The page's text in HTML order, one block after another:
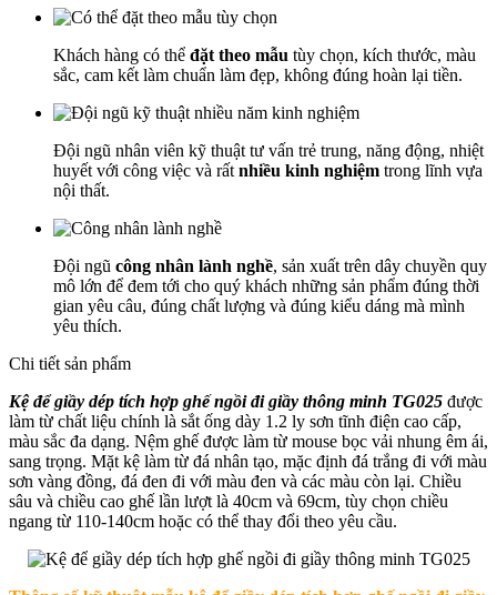
Khách hàng có thể đặt theo mẫu tùy chọn, kích thước, màu
sắc, cam kết làm chuẩn làm đẹp, không đúng hoàn lại tiền.
Đội ngũ nhân viên kỹ thuật tư vấn trẻ trung, năng động, nhiệt
huyết với công việc và rất nhiều kinh nghiệm trong lĩnh vựa
nội thất.
Đội ngũ công nhân lành nghề, sản xuất trên dây chuyền quy
mô lớn để đem tới cho quý khách những sản phẩm đúng thời
gian yêu câu, đúng chất lượng và đúng kiểu dáng mà mình
yêu thích.
Chi tiết sản phẩm
Kệ để giầy dép tích hợp ghế ngồi đi giầy thông minh TG025 được
làm từ chất liệu chính là sắt ống dày 1.2 ly sơn tĩnh điện cao cấp,
màu sắc đa dạng. Nệm ghế được làm từ mouse bọc vải nhung êm ái,
sang trọng. Mặt kệ làm từ đá nhân tạo, mặc định đá trắng đi với màu
sơn vàng đồng, đá đen đi với màu đen và các màu còn lại. Chiều
sâu và chiều cao ghế lần lượt là 40cm và 69cm, tùy chọn chiều
ngang từ 110-140cm hoặc có thể thay đổi theo yêu cầu.